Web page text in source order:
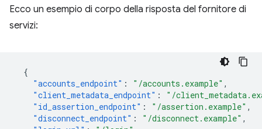
Ecco un esempio di corpo della risposta del fornitore di
servizi:
{
"accounts_endpoint" : "/accounts.example" ,
"client_metadata_endpoint" :
"/
"id_assertion_endpoint" : "/assertion.example" ,
"disconnect_endpoint" : "/disconnect.example" ,